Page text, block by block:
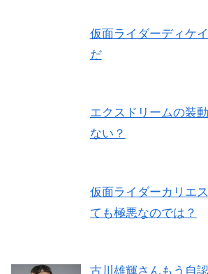
仮面ライダーディケ
だ
エクスドリームの装
ない？
仮面ライダーカリエ
ても極悪なのでは？
古川雄輝さんもう自